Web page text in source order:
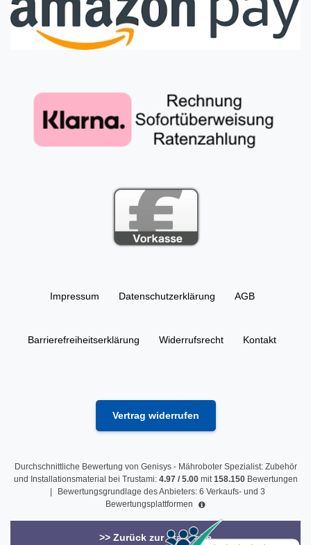
Impressum Daten­schutz­erklärung AGB
Barrierefreiheitserklärung Widerrufs­recht Kontakt
Vertrag widerrufen
Durchschnittliche Bewertung von Genisys - Mähroboter Spezialist: Zubehör
und Installationsmaterial bei Trustami: 4.97/ 5.00mit 158.150 Bewertungen
|
Bewertungsgrundlage des Anbieters: 6 Verkaufs- und 3
Bewertungsplattformen
>> Zurück zur Startseite